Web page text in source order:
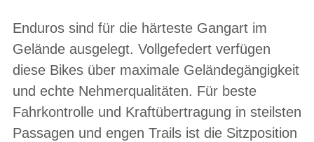
Enduros sind für die härteste Gangart im
Gelände ausgelegt. Vollgefedert verfügen
diese Bikes über maximale Geländegängigkeit
und echte Nehmerqualitäten. Für beste
Fahrkontrolle und Kraftübertragung in steilsten
Passagen und engen Trails ist die Sitzposition